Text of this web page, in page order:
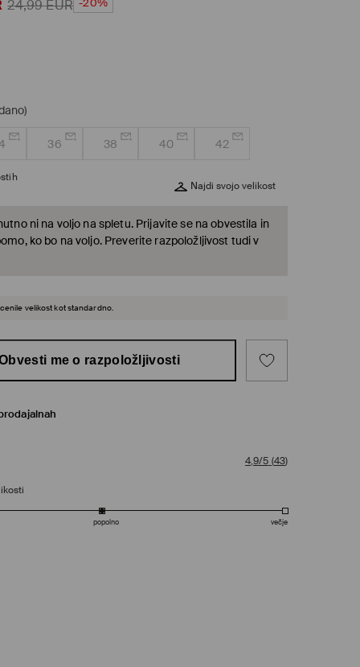
24,99EUR -20%
36 38 40 42
Najdi svojo velikost
ni na voljo na spletu. Prijavite se na obvestila in
ko bo na voljo. Preverite razpoložljivost tudi v
velikost kot standardno.
me o razpoložljivosti
4,9/5 (43)
popolno večje